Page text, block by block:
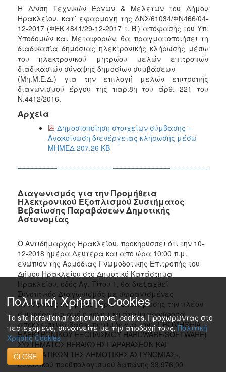
Η Δ/νση Τεχνικών Έργων & Μελετών του Δήμου
Ηρακλείου, κατ΄ εφαρμογή της ΔΝΣ/61034/ΦΝ466/04-
12-2017 (ΦΕΚ 4841/29-12-2017 τ. Β’) απόφασης του Υπ.
Υποδομών και Μεταφορών, θα πραγματοποιήσει τη
διαδικασία δημόσιας ηλεκτρονικής κλήρωσης μέσω
του ηλεκτρονικού μητρώου μελών επιτροπών
διαδικασιών σύναψης δημοσίων συμβάσεων
(Μη.Μ.Ε.Δ.) για την επιλογή μελών επιτροπής
διαγωνισμού έργου της παρ.8η του άρθ. 221 του
Ν.4412/2016.
Αρχεία
Δημοσιοποίηση στοιχείων σύμβασης –
Ανακοίνωση διενέργειας κλήρωσης μέσω
ΜΗΜΕΔ 207.26 KB
Διαγωνισμός για την Προμήθεια
Ηλεκτρονικού Εξοπλισμού Συστήματος
Βεβαίωσης Παραβάσεων Δημοτικής
Αστυνομίας
Ο Αντιδήμαρχος Ηρακλείου, προκηρύσσει ότι την 10-
12-2018 ημέρα Δευτέρα και από ώρα 10:00 π.μ.
ενώπιον της Αρμόδιας Γνωμοδοτικής Επιτροπής του
Δήμου Ηρακλείου στο Δημοτικό Κατάστημα
Ηρακλείου, οδός Αγ. Τίτου 1, θα διεξαχθεί
Συνοπτικός Διαγωνισμός με σφραγισμένες
προσφορές και με κριτήριο κατακύρωσης την πλέον
συμφέρουσα από οικονομική άποψη προσφορά
αποκλειστικά βάση της τιμής για την: «ΠΡΟΜΗΘΕΙΑ
ΗΛΕΚΤΡΟΝΙΚΟΥ ΕΞΟΠΛΙΣΜΟΥ HARDWARE/SOFTWARE)
ΣΥΣΤΗΜΑΤΟΣ ΒΕΒΑΙΩΣΗΣ ΠΑΡΑΒΑΣΕΩΝ ΚΑΙ
ΠΕΡΙΣΤΑΤΙΚΩΝ ΤΗΣ ΔΗΜΟΤΙΚΗΣ ΑΣΤΥΝΟΜΙΑΣ»,
συνολικού προϋπολογισμού δαπάνης 33.976,00
Πολιτική Χρήσης Cookies
Το site heraklion.gr χρησιμοποιεί cookies. Προχωρώντας στο
περιεχόμενο, συναινείτε με την αποδοχή τους.Πολιτική
Χρήσης Cookies
CLOSE